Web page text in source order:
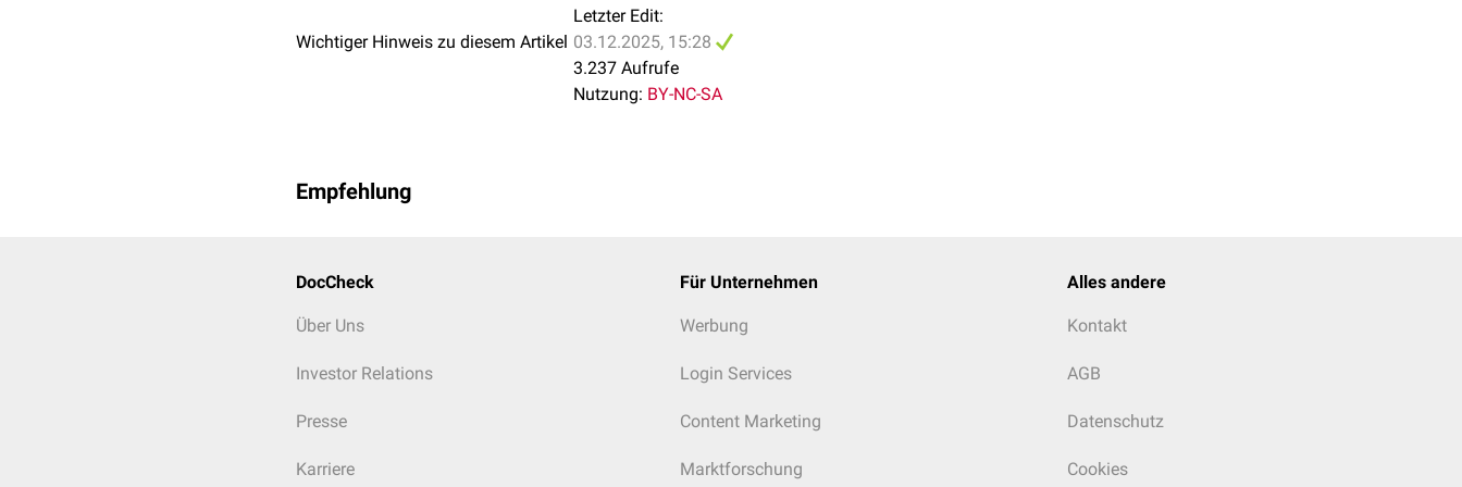
Fluoridierungsschiene
dienen als Träger vonFluoridgel
Bleaching.
bewegen. Sie gehören zu den
kieferorthopädischen Apparaturen.
Wichtiger Hinweis zu diesem Artikel
Letzter Edit:
03.12.2025, 15:28
3.237 Aufrufe
Nutzung: BY-NC-SA
Empfehlung
DocCheck
Über Uns
Investor Relations
Presse
Karriere
Für Unternehmen
Werbung
Login Services
Content Marketing
Marktforschung
Alles andere
Kontakt
AGB
Datenschutz
Cookies